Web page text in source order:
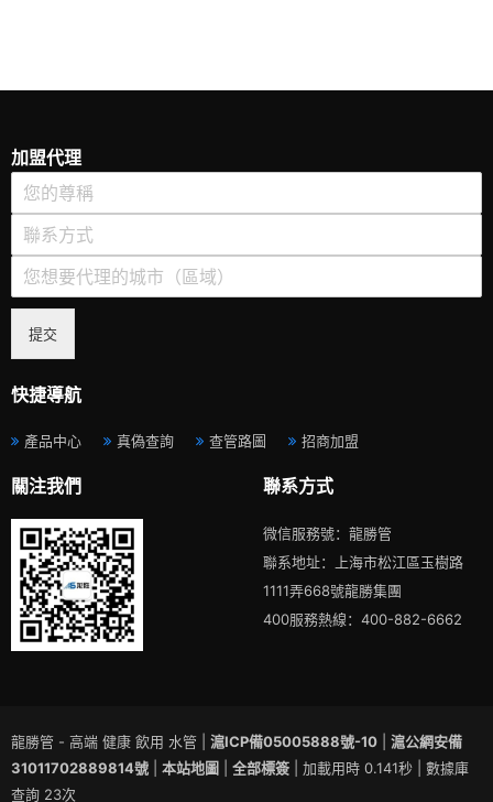
加盟代理
提交
快捷導航
產品中心 真偽查詢 查管路圖 招商加盟
關注我們 聯系方式
微信服務號：龍勝管
聯系地址：上海市松江區玉樹路
1111弄668號龍勝集團
400服務熱線：400-882-6662
龍勝管 - 高端 健康 飲用 水管 | 滬ICP備05005888號-10
滬公網安備
31011702889814號
本站地圖 全部標簽
| 加載用時 0.141秒 | 數據庫
查詢 23次